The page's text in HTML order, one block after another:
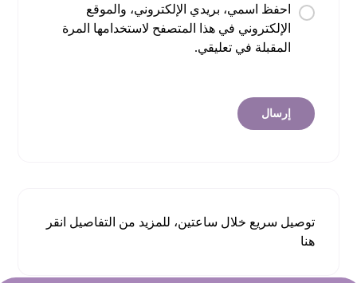
احفظ اسمي، بريدي الإلكتروني، والموقع
الإلكتروني في هذا المتصفح لاستخدامها المرة
المقبلة في تعليقي.
توصيل سريع خلال ساعتين، للمزيد من التفاصيل انقر
هنا